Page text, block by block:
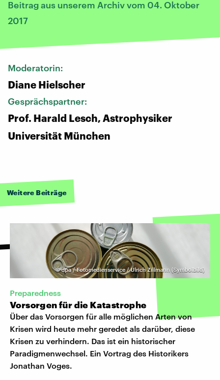
Beitrag aus unserem Archiv vom 04. Oktober
2017
Moderatorin:
Diane Hielscher
Gesprächspartner:
Prof. Harald Lesch, Astrophysiker
Universität München
Weitere Beiträge
©dpa / Fotomedienservice / Ulrich Zillmann (Symbolbild)
Preparedness
Vorsorgen für die Katastrophe
Über das Vorsorgen für alle möglichen Arten von
Krisen wird heute mehr geredet als darüber, diese
Krisen zu verhindern. Das ist ein historischer
Paradigmenwechsel. Ein Vortrag des Historikers
Jonathan Voges.